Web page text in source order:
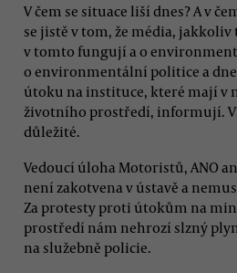
V čem se situace liší dnes? A v
se jistě v tom, že média,
v tomto fungují a o
o environmentální politice a
útoku na instituce, které mají v
životního prostředí, informují.
důležité.
Vedoucí úloha Motoristů, ANO
není zakotvena v ústavě a
Za protesty proti útokům na
prostředí nám nehrozí slzný
na služebně policie.